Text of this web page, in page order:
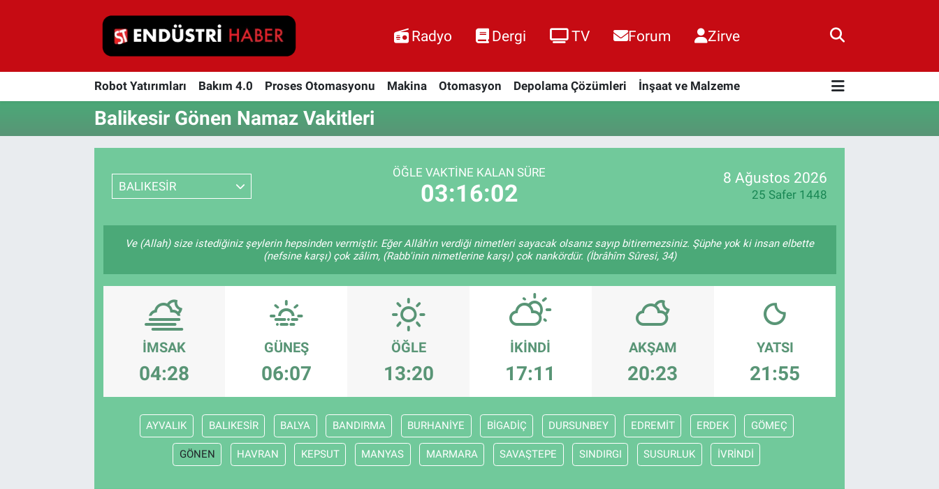
Radyo Dergi TV Forum Zirve
Robot Yatırımları Bakım 4.0 Proses Otomasyonu Makina Otomasyon Depolama Çözümleri İnşaat ve Malzeme
Balikesir Gönen Namaz Vakitleri
BALIKESİR
ÖĞLE VAKTINE KALAN SÜRE
03:16:01
8 Ağustos 2026
25 Safer 1448
Ve (Allah) size istediğiniz şeylerin hepsinden vermiştir. Eğer Allâh'ın verdiği nimetleri sayacak olsanız sayıp bitiremezsiniz. Şüphe yok ki insan elbette
(nefsine karşı) çok zâlim, (Rabb'inin nimetlerine karşı) çok nankördür. (İbrâhîm Sûresi, 34)
İMSAK
04:28
GÜNEŞ
06:07
ÖĞLE
13:20
İKINDI
17:11
AKŞAM
20:23
YATSI
21:55
AYVALIK BALIKESİR BALYA BANDIRMA BURHANİYE BİGADİÇ DURSUNBEY EDREMİT ERDEK GÖMEÇ
GÖNEN HAVRAN KEPSUT MANYAS MARMARA SAVAŞTEPE SINDIRGI SUSURLUK İVRİNDİ
Robot Yatırımları
Proses Otomasyonu
Enerjisini Üreten Fabrikalar